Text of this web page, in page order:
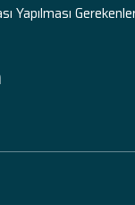
Yapılması